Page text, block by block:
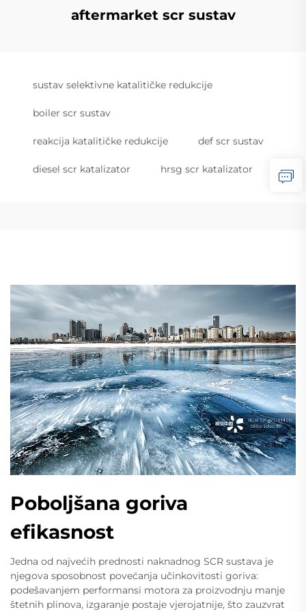
aftermarket scr sustav
sustav selektivne katalitičke redukcije
boiler scr sustav
reakcija katalitičke redukcije def scr sustav
diesel scr katalizator hrsg scr katalizator
Poboljšana goriva
efikasnost
Jedna od najvećih prednosti naknadnog SCR sustava je
njegova sposobnost povećanja učinkovitosti goriva:
podešavanjem performansi motora za proizvodnju manje
štetnih plinova, izgaranje postaje vjerojatnije, što zauzvrat